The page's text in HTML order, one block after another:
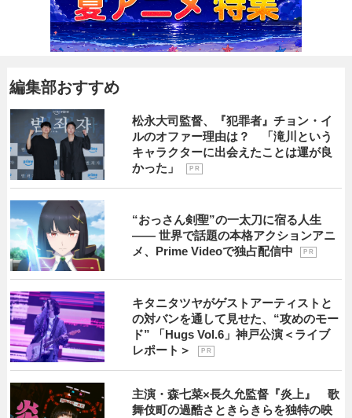
編集部おすすめ
松永大司監督、『犯罪者』チョン・イ
ルのオファー理由は？ 「滝川という
キャラクターに出会えたことは運が良
かった」
P R
“おっさん剣聖”の一太刀に宿る人生
―― 世界で話題の本格アクションアニ
メ、Prime Videoで独占配信中
P R
キタニタツヤがゲストアーティストと
の対バンを通して見せた、“攻めのモー
ド” 「Hugs Vol.6」神戸公演＜ライブ
レポート＞
P R
主演・森七菜×長久允監督『炎上』 歌
舞伎町の過酷さときらきらを独特の映